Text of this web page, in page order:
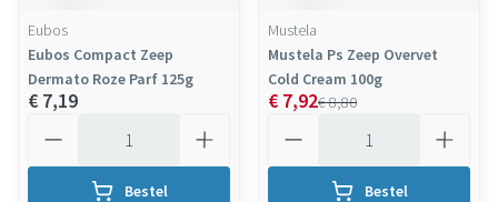
Eubos
Eubos Compact Zeep
Dermato Roze Parf 125g
€ 7,19
Bestel
Mustela
Mustela Ps Zeep Overvet
Cold Cream 100g
€ 8,80
€ 7,92
Bestel